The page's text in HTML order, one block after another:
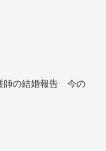
師の結婚報告 今の